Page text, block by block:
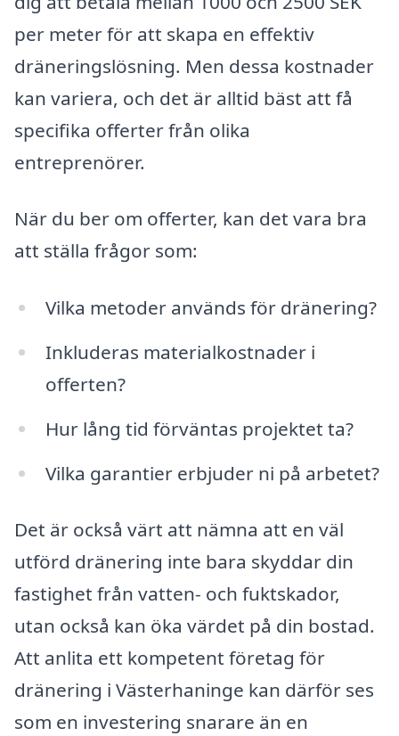
per meter för att skapa en effektiv
dräneringslösning. Men dessa kostnader
kan variera, och det är alltid bäst att få
specifika offerter från olika
entreprenörer.
När du ber om offerter, kan det vara bra
att ställa frågor som:
Vilka metoder används för dränering?
Inkluderas materialkostnader i
offerten?
Hur lång tid förväntas projektet ta?
Vilka garantier erbjuder ni på arbetet?
Det är också värt att nämna att en väl
utförd dränering inte bara skyddar din
fastighet från vatten- och fuktskador,
utan också kan öka värdet på din bostad.
Att anlita ett kompetent företag för
dränering i Västerhaninge kan därför ses
som en investering snarare än en